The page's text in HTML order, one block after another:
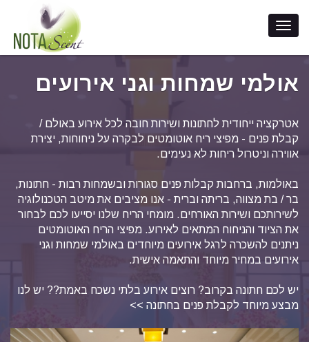
אולמי שמחות וגני אירועים
אטרקציה ייחודית לחתונות ושירות חובה לכל אירוע באולם /
קבלת פנים - מפיצי ריח אוטומטים לבקרה על ניחוחות, יצירת
אווירה וניטרול ריחות לא נעימים.
באולמות, ברחבות קבלות פנים סגורות ובשמחות רבות - חתונות,
בר / בת מצווה, בריתה וברית - אנו מציבים את מיטב הטכנולוגיה
לשירותכם ושירות האורחים. מומחי הריח שלנו יסייעו לכם לבחור
את הציוד והניחוח המתאים לאירוע. מפיצי הריח האוטומטים
ניתנים להשכרה לרגל אירועים מיוחדים באולמי שמחות וגני
אירועים במחיר מיוחד והתאמה אישית.
יש לכם חתונה בקרוב? רוצים אירוע בלתי נשכח באמת?? יש לנו
מבצע מיוחד לקבלת פנים בחתונה >>